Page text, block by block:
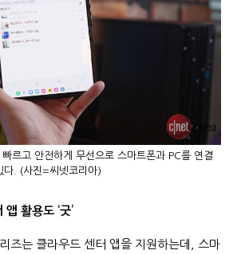
르고 안전하게 무선으로 스마트폰과 PC를 연결
다. (사진=씨넷코리아)
앱 활용도 ‘굿’
즈는 클라우드 센터 앱을 지원하는데, 스마